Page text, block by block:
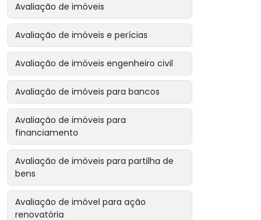
Avaliação de imóveis
Avaliação de imóveis e perícias
Avaliação de imóveis engenheiro civil
Avaliação de imóveis para bancos
Avaliação de imóveis para
financiamento
Avaliação de imóveis para partilha de
bens
Avaliação de imóvel para ação
renovatória